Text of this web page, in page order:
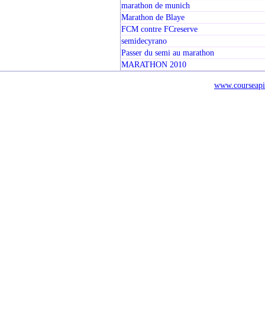
marathon de munich
Marathon de Blaye
FCM contre FCreserve
semidecyrano
Passer du semi au marathon
MARATHON 2010